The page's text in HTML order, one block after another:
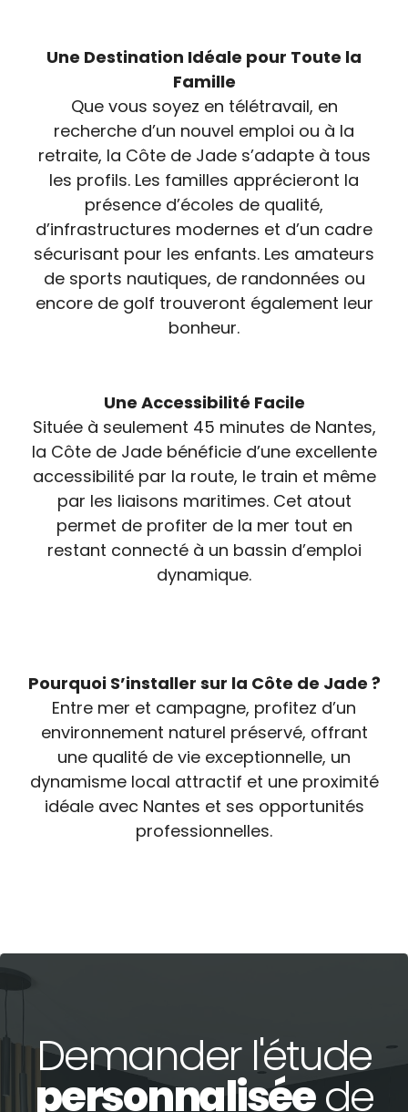
Une Destination Idéale pour Toute la
Famille
Que vous soyez en télétravail, en
recherche d’un nouvel emploi ou à la
retraite, la Côte de Jade s’adapte à tous
les profils. Les familles apprécieront la
présence d’écoles de qualité,
d’infrastructures modernes et d’un cadre
sécurisant pour les enfants. Les amateurs
de sports nautiques, de randonnées ou
encore de golf trouveront également leur
bonheur.
Une Accessibilité Facile
Située à seulement 45 minutes de Nantes,
la Côte de Jade bénéficie d’une excellente
accessibilité par la route, le train et même
par les liaisons maritimes. Cet atout
permet de profiter de la mer tout en
restant connecté à un bassin d’emploi
dynamique.
Pourquoi S’installer sur la Côte de Jade ?
Entre mer et campagne, profitez d’un
environnement naturel préservé, offrant
une qualité de vie exceptionnelle, un
dynamisme local attractif et une proximité
idéale avec Nantes et ses opportunités
professionnelles.
Demander l'étude
personnaliséede